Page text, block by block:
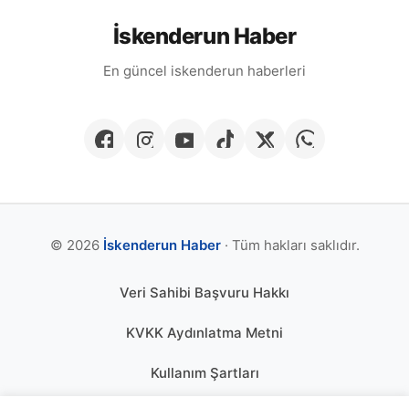
İskenderun Haber
En güncel iskenderun haberleri
© 2026 İskenderun Haber· Tüm hakları saklıdır.
Veri Sahibi Başvuru Hakkı
KVKK Aydınlatma Metni
Kullanım Şartları